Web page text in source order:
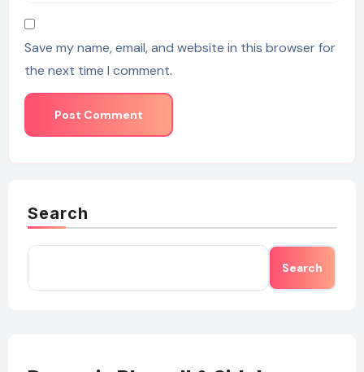
Save my name, email, and website in this browser for
the next time I comment.
Search
Search